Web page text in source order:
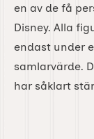
en av de få
Disney. Alla
endast under
samlarvärde.
har såklart